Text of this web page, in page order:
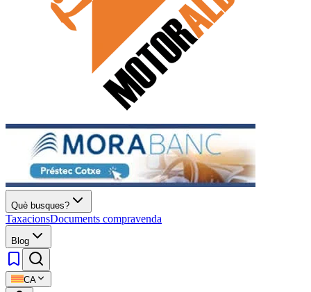
Què busques?
TaxacionsDocuments compravenda
Blog
CA